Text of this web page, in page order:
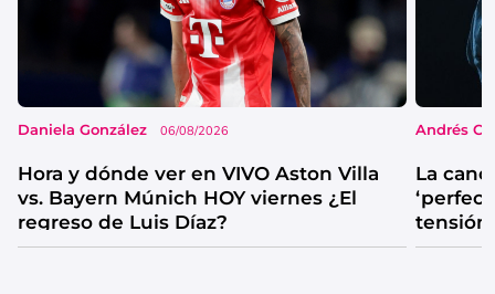
Daniela González 06/08/2026
Hora y dónde ver en VIVO Aston Villa
vs. Bayern Múnich HOY viernes ¿El
regreso de Luis Díaz?
Andrés
La
tensión
catarsis